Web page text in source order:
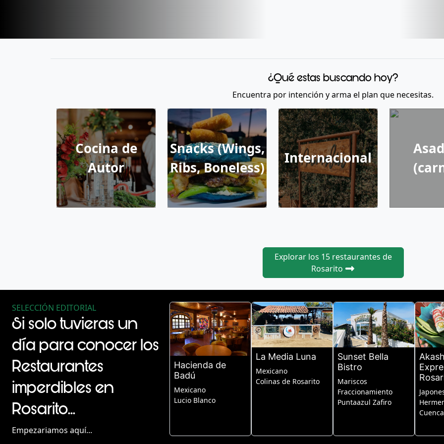
¿Qué estas buscando hoy?
Encuentra por intención y arma el plan que necesitas.
Cocina de
Autor
Snacks (Wings,
Ribs, Boneless)
Internacional
Explorar los 15 restaurantes de
Rosarito
SELECCIÓN EDITORIAL
Si solo tuvieras un
día para conocer los
Restaurantes
imperdibles en
Rosarito...
Empezariamos aquí...
Hacienda de
Badú
Mexicano
Lucio Blanco
La Media Luna
Mexicano
Colinas de Rosarito
Sunset Bella
Bistro
Mariscos
Fraccionamiento
Puntaazul Zafiro